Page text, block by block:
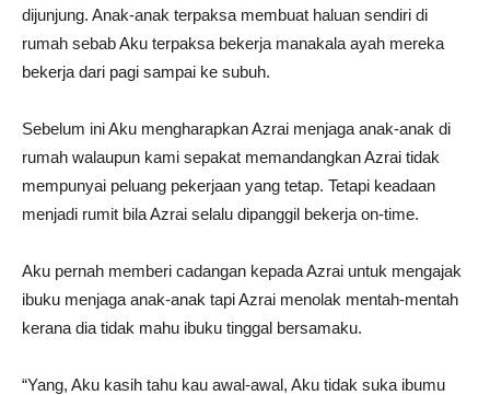
dijunjung. Anak-anak terpaksa membuat haluan sendiri di
rumah sebab Aku terpaksa bekerja manakala ayah mereka
bekerja dari pagi sampai ke subuh.
Sebelum ini Aku mengharapkan Azrai menjaga anak-anak di
rumah walaupun kami sepakat memandangkan Azrai tidak
mempunyai peluang pekerjaan yang tetap. Tetapi keadaan
menjadi rumit bila Azrai selalu dipanggil bekerja on-time.
Aku pernah memberi cadangan kepada Azrai untuk mengajak
ibuku menjaga anak-anak tapi Azrai menolak mentah-mentah
kerana dia tidak mahu ibuku tinggal bersamaku.
“Yang, Aku kasih tahu kau awal-awal, Aku tidak suka ibumu